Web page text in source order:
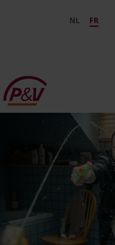
Assurance
NL FR